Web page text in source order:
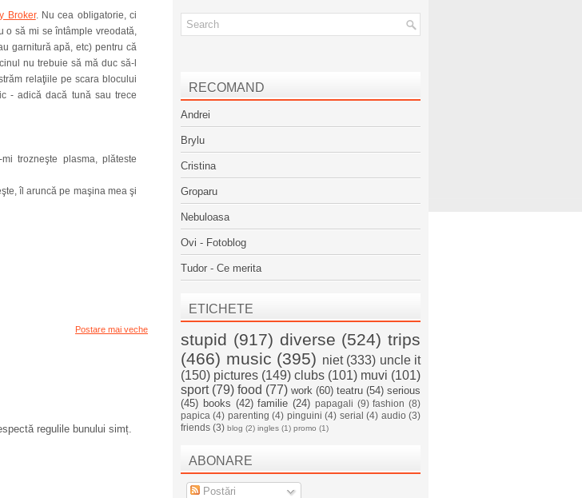
Broker. Nu cea obligatorie, ci
o să mi se întâmple vreodată,
garnitură apă, etc) pentru că
nu trebuie să mă duc să-l
relaţiile pe scara blocului
- adică dacă tună sau trece
trozneşte plasma, plăteste
îl aruncă pe maşina mea şi
Postare mai veche
regulile bunului simț.
RECOMAND
Andrei
Brylu
Cristina
Groparu
Nebuloasa
Ovi - Fotoblog
Tudor - Ce merita
ETICHETE
stupid (917) diverse (524) trips
(466) music (395) niet (333) uncle it
(150) pictures (149) clubs (101) muvi (101)
sport (79) food (77) work (60) teatru (54) serious
(45) books (42) familie (24) papagali (9) fashion (8)
papica (4) parenting (4) pinguini (4) serial (4) audio (3)
friends (3) blog (2) ingles (1) promo (1)
ABONARE
Postări